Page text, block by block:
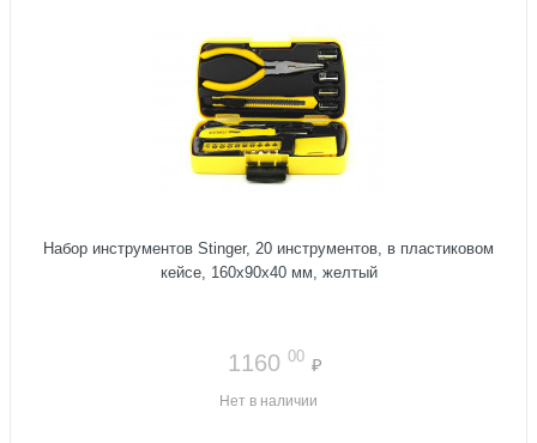
Набор инструментов Stinger, 20 инструментов, в пластиковом
кейсе, 160х90x40 мм, желтый
1160 00 ₽
Нет в наличии